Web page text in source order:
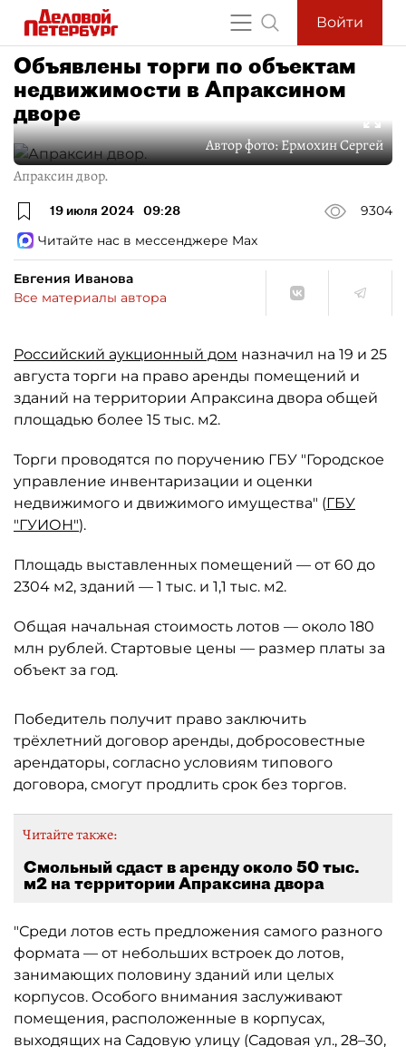
Войти
Объявлены торги по объектам
недвижимости в Апраксином
дворе
Автор фото:Ермохин Сергей
Апраксин двор.
19 июля 2024 09:28
9304
Читайте нас в мессенджере Max
Евгения Иванова
Все материалы автора
Российский аукционный дом назначил на 19 и 25
августа торги на право аренды помещений и
зданий на территории Апраксина двора общей
площадью более 15 тыс. м2.
Торги проводятся по поручению ГБУ "Городское
управление инвентаризации и оценки
недвижимого и движимого имущества" (ГБУ
"ГУИОН").
Площадь выставленных помещений — от 60 до
2304 м2, зданий — 1 тыс. и 1,1 тыс. м2.
Общая начальная стоимость лотов — около 180
млн рублей. Стартовые цены — размер платы за
объект за год.
Победитель получит право заключить
трёхлетний договор аренды, добросовестные
арендаторы, согласно условиям типового
договора, смогут продлить срок без торгов.
Читайте также:
Смольный сдаст в аренду около 50 тыс.
м2 на территории Апраксина двора
"Среди лотов есть предложения самого разного
формата — от небольших встроек до лотов,
занимающих половину зданий или целых
корпусов. Особого внимания заслуживают
помещения, расположенные в корпусах,
выходящих на Садовую улицу (Садовая ул., 28–30,